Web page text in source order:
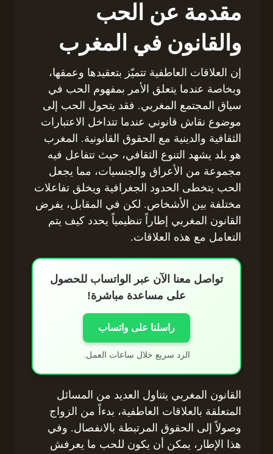
مقدمة عن الحب
والقانون في المغرب
إن العلاقات العاطفية تتميّز بتعقيدها وعمقها،
وبخاصة عندما يتعلق الأمر بمفهوم الحب في
سياق المجتمع المغربي. فقد يتحول الحب إلى
موضوع نقاش قانوني عندما تتداخل الاعتبارات
الثقافية والدينية مع الحقوق القانونية. المغرب
هو بلد يشهد التنوع الثقافي، حيث تتفاعل فيه
مجموعة من الأعراق والجنسيات، مما يجعل
الحب يتخطى الحدود الجغرافية ويخلق تفاعلات
مختلفة بين الأشخاص. لكن في المقابل، يفرض
القانون المغربي إطاراً تنظيمياً يحدد كيف يتم
التعامل مع هذه العلاقات.
تواصل معنا الآن عبر الواتساب للحصول
على مساعدة مباشرة!
راسلنا على واتساب
الرد سريع خلال ساعات العمل.
القانون المغربي يتناول العديد من المسائل
المتعلقة بالعلاقات العاطفية، بدءاً من الزواج
وصولاً إلى الحقوق المرتبطة بالانفصال. وفي
هذا الإطار، يمكن أن يكون للحب ما يعرفش